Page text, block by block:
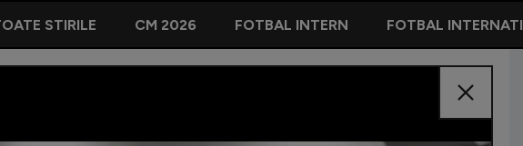
STIRILE CM 2026 FOTBAL INTERN FOTBAL